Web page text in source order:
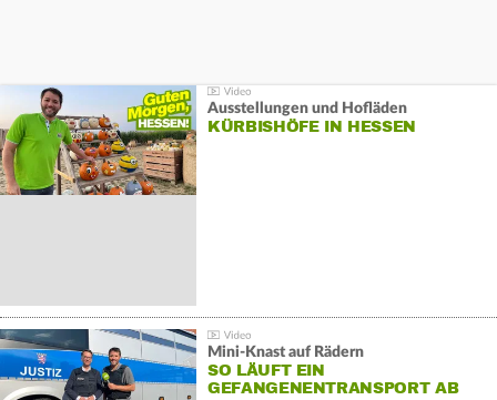
Ausstellungen und Hofläden
KÜRBISHÖFE IN HESSEN
Mini-Knast auf Rädern
SO LÄUFT EIN
GEFANGENENTRANSPORT AB